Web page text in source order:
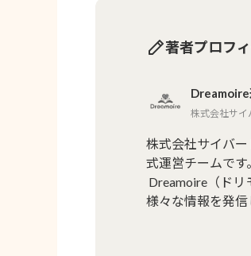
著者プロフ
株式会社サイ
株式会社サイバ
式運営チームです。
様々な情報を発信